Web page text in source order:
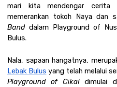
mari kita mendengar cerita
memerankan tokoh Naya dan
Band dalam Playground of
Bulus.
Nala, sapaan hangatnya,
Lebak Bulus
Playground of Cikal dimulai